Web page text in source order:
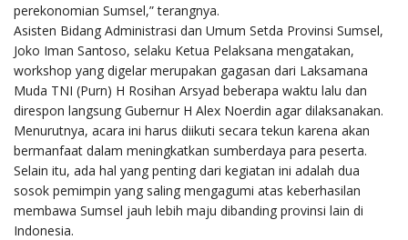
perekonomian Sumsel,” terangnya.
Asisten Bidang Administrasi dan Umum Setda Provinsi Sumsel,
Joko Iman Santoso, selaku Ketua Pelaksana mengatakan,
workshop yang digelar merupakan gagasan dari Laksamana
Muda TNI (Purn) H Rosihan Arsyad beberapa waktu lalu dan
direspon langsung Gubernur H Alex Noerdin agar dilaksanakan.
Menurutnya, acara ini harus diikuti secara tekun karena akan
bermanfaat dalam meningkatkan sumberdaya para peserta.
Selain itu, ada hal yang penting dari kegiatan ini adalah dua
sosok pemimpin yang saling mengagumi atas keberhasilan
membawa Sumsel jauh lebih maju dibanding provinsi lain di
Indonesia.